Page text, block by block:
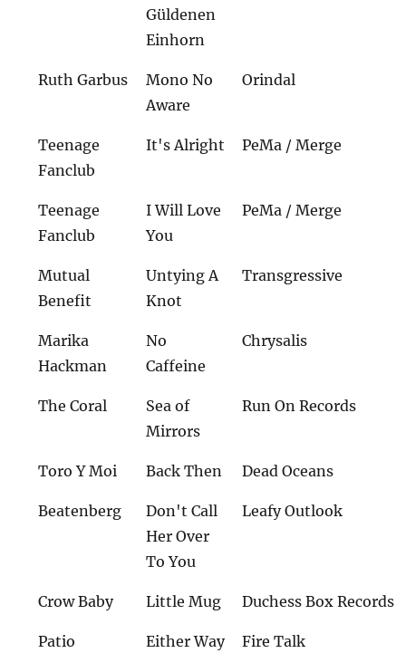
Güldenen
Einhorn
Ruth Garbus
Mono No
Aware
Orindal
Teenage
Fanclub
It's Alright PeMa / Merge
Teenage
Fanclub
I Will Love
You
PeMa / Merge
Mutual
Benefit
Untying A
Knot
Transgressive
Marika
Hackman
No
Caffeine
Chrysalis
The Coral
Sea of
Mirrors
Run On Records
Toro Y Moi Back Then Dead Oceans
Beatenberg
Don't Call
Her Over
To You
Leafy Outlook
Crow Baby Little Mug Duchess Box Records
Patio Either Way Fire Talk